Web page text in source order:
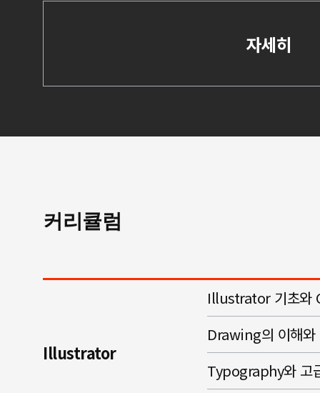
자세히
커리큘럼
Illustrator
Illustrator 기초
Drawing의 이해
Typography와 고